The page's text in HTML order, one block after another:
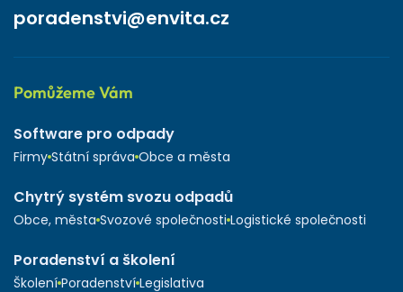
poradenstvi@envita.cz
Pomůžeme Vám
Software pro odpady
Firmy Státní správa Obce a města
Chytrý systém svozu odpadů
Obce, města Svozové společnosti Logistické společnosti
Poradenství a školení
Školení Poradenství Legislativa